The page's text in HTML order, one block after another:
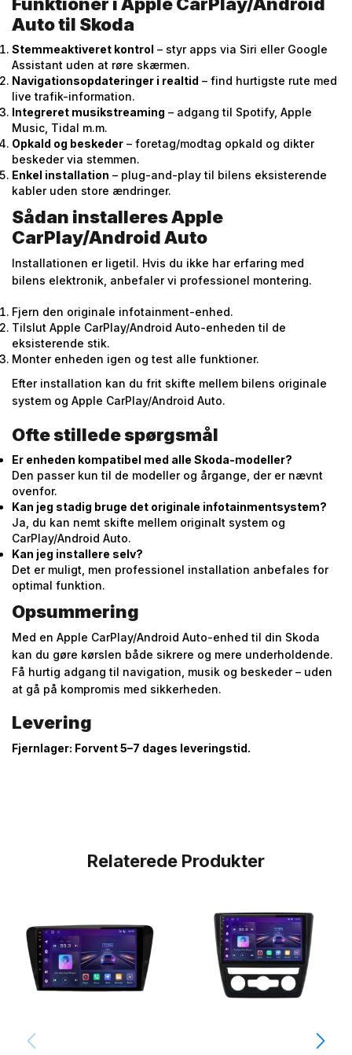
Auto til Skoda
Stemmeaktiveret kontrol – styr apps via Siri eller Google
Assistant uden at røre skærmen.
Navigationsopdateringer i realtid – find hurtigste rute med
live trafik-information.
Integreret musikstreaming – adgang til Spotify, Apple
Music, Tidal m.m.
Opkald og beskeder – foretag/­modtag opkald og dikter
beskeder via stemmen.
Enkel installation – plug-and-play til bilens eksisterende
kabler uden store ændringer.
Sådan installeres Apple
CarPlay/Android Auto
Installationen er ligetil. Hvis du ikke har erfaring med
bilens elektronik, anbefaler vi professionel montering.
Fjern den originale infotainment-enhed.
Tilslut Apple CarPlay/Android Auto-enheden til de
eksisterende stik.
Monter enheden igen og test alle funktioner.
Efter installation kan du frit skifte mellem bilens originale
system og Apple CarPlay/Android Auto.
Ofte stillede spørgsmål
Er enheden kompatibel med alle Skoda-modeller?
Den passer kun til de modeller og årgange, der er nævnt
ovenfor.
Kan jeg stadig bruge det originale infotainmentsystem?
Ja, du kan nemt skifte mellem originalt system og
CarPlay/Android Auto.
Kan jeg installere selv?
Det er muligt, men professionel installation anbefales for
optimal funktion.
Opsummering
Med en Apple CarPlay/Android Auto-enhed til din Skoda
kan du gøre kørslen både sikrere og mere underholdende.
Få hurtig adgang til navigation, musik og beskeder – uden
at gå på kompromis med sikkerheden.
Levering
Fjernlager: Forvent 5–7 dages leveringstid.
Relaterede Produkter